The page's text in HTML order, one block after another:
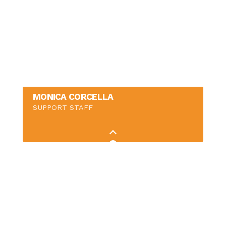
MONICA CORCELLA
SUPPORT STAFF